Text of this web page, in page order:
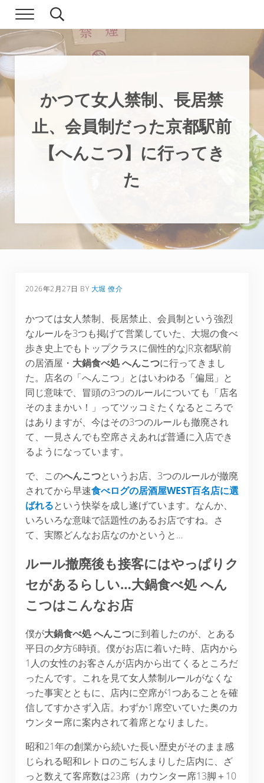
Skip to main content
Skip to header right navigation
Skip to site footer
現実逃避.com
食べ歩き、一人旅…そして時々家族旅行
Menu Search...
かつて女人禁制、長居禁
止、会員制だった京都駅前
【へんこつ】に行ってき
た
2026年2月27日 BY 大堀 僚介
かつては女人禁制、長居禁止、会員制という強烈
なルールを3つも掲げて営業していた、大堀の食べ
歩き史上でもトップクラスに個性的なJR京都駅前
の居酒屋・ 大鍋食べ処 へんこつに行ってきまし
た。店名の「へんこつ」とはいわゆる「偏屈」と
同じ意味で、冒頭の3つのルールについても「店名
そのままかい！」ってツッコミたくなるところで
はありますが、今はその3つのルールも撤廃され
て、一見さんでも空席さえあれば普通に入店でき
るようになっています。
で、このへんこつというお店、3つのルールが撤廃
されてから早速食べログの居酒屋WEST百名店に選
ばれるという快挙を成し遂げています。なんか、
いろいろな意味で話題性のあるお店ですね。さ
て、実際どんなお店なのかというと…
ルール撤廃後も接客にはやっぱりク
セがあるらしい…大鍋食べ処 へん
こつはこんなお店
僕が大鍋食べ処 へんこつに到着したのが、とある
平日の夕方6時頃。僕がお店に着いた時、店内から
1人の女性のお客さんが店内から出てくるところだ
ったんです。これを見て女人禁制ルールがなくな
った事実とともに、店内に空席が1つあることを確
信してすかさず入店。わずか1席空いていた奥のカ
ウンター席に案内されて着席となりました。
昭和21年の創業から続いた長い歴史がそのまま感
じられる昭和レトロのこぢんまりした店内に、ざ
っと数えて客席数は23席（カウンター席13脚＋10